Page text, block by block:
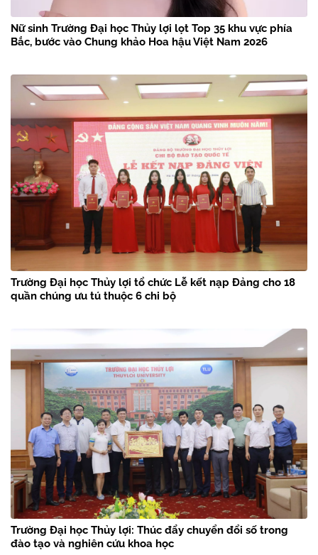
Nữ sinh Trường Đại học Thủy lợi lọt Top 35 khu vực phía
Bắc, bước vào Chung khảo Hoa hậu Việt Nam 2026
Trường Đại học Thủy lợi tổ chức Lễ kết nạp Đảng cho 18
quần chúng ưu tú thuộc 6 chi bộ
Trường Đại học Thủy lợi: Thúc đẩy chuyển đổi số trong
đào tạo và nghiên cứu khoa học